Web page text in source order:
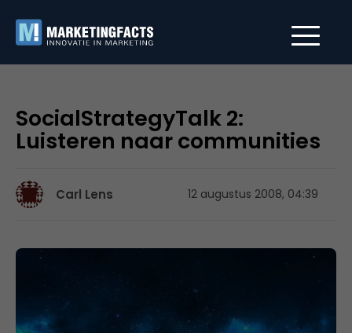
SocialStrategyTalk 2:
Luisteren naar communities
Carl Lens 12 augustus 2008, 04:39